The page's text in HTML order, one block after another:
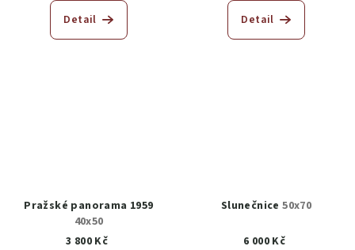
Detail Detail
Pražské panorama 1959
40x50
3 800 Kč
Slunečnice50x70
6 000 Kč